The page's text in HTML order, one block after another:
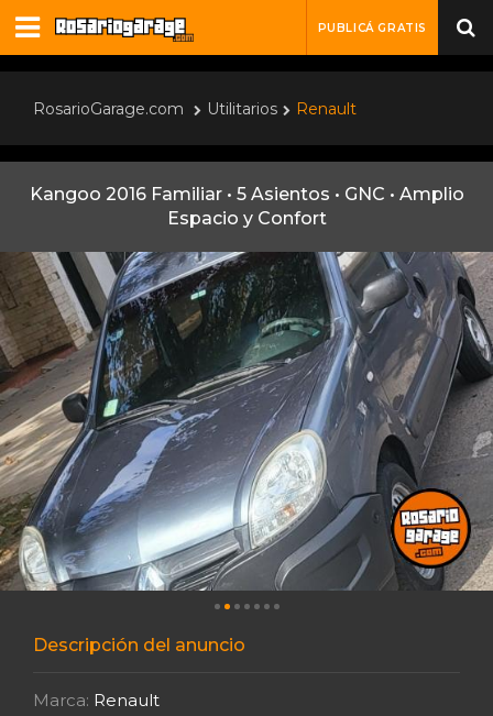
PUBLICÁ GRATIS
RosarioGarage.com Utilitarios Renault
Kangoo 2016 Familiar • 5 Asientos • GNC • Amplio
Espacio y Confort
Descripción del anuncio
Marca: Renault